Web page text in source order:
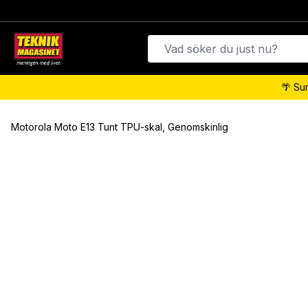
🌴
Motorola Moto E13 Tunt TPU-skal, Genomskinlig